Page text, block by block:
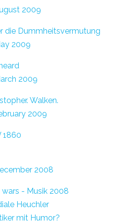
2009
die Dummheitsvermutung
2009
2009
Walken.
2009
1860
2008
wars - Musik 2008
Heuchler
mit Humor?